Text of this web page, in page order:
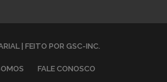
| FEITO POR GSC-INC.
FALE CONOSCO